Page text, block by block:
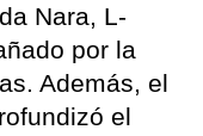
Nara, L-
por la
Además, el
el